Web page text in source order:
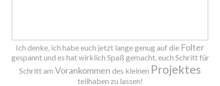
Ich denke, ich habe euch jetzt lange genug auf die Folter
gespannt und es hat wirklich Spaß gemacht, euch Schritt für
Schritt am Vorankommen des kleinen Projektes
teilhaben zu lassen!